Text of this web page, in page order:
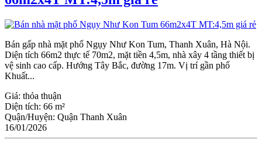
Bán gấp nhà mặt phố Ngụy Như Kon Tum, Thanh Xuân, Hà Nội.
Diện tích 66m2 thực tế 70m2, mặt tiền 4,5m, nhà xây 4 tầng thiết bị
vệ sinh cao cấp. Hướng Tây Bắc, đường 17m. Vị trí gần phố
Khuất...
Giá: thỏa thuận
Diện tích: 66 m²
Quận/Huyện: Quận Thanh Xuân
16/01/2026